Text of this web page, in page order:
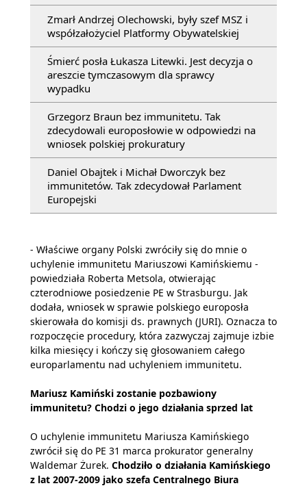
Zmarł Andrzej Olechowski, były szef MSZ i
współzałożyciel Platformy Obywatelskiej
Śmierć posła Łukasza Litewki. Jest decyzja o
areszcie tymczasowym dla sprawcy
wypadku
Grzegorz Braun bez immunitetu. Tak
zdecydowali europosłowie w odpowiedzi na
wniosek polskiej prokuratury
Daniel Obajtek i Michał Dworczyk bez
immunitetów. Tak zdecydował Parlament
Europejski
- Właściwe organy Polski zwróciły się do mnie o
uchylenie immunitetu Mariuszowi Kamińskiemu -
powiedziała Roberta Metsola, otwierając
czterodniowe posiedzenie PE w Strasburgu. Jak
dodała, wniosek w sprawie polskiego europosła
skierowała do komisji ds. prawnych (JURI). Oznacza to
rozpoczęcie procedury, która zazwyczaj zajmuje izbie
kilka miesięcy i kończy się głosowaniem całego
europarlamentu nad uchyleniem immunitetu.
Mariusz Kamiński zostanie pozbawiony
immunitetu? Chodzi o jego działania sprzed lat
O uchylenie immunitetu Mariusza Kamińskiego
zwrócił się do PE 31 marca prokurator generalny
Waldemar Żurek. Chodziło o działania Kamińskiego
z lat 2007-2009 jako szefa Centralnego Biura